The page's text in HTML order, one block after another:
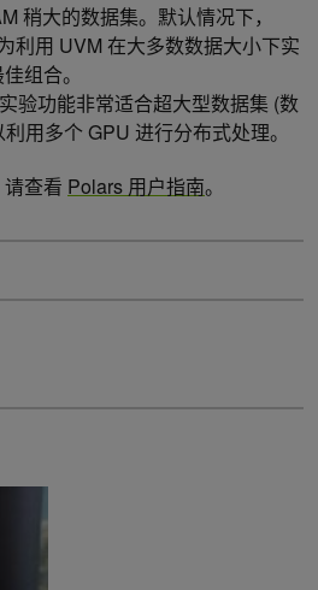
稍大的数据集。默认情况下，
利用 UVM 在大多数数据大小下实
组合。
验功能非常适合超大型数据集 (数
用多个 GPU 进行分布式处理。
查看 Polars 用户指南。